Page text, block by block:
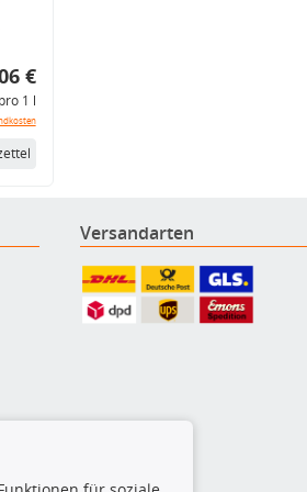
€
1 l
Versandarten